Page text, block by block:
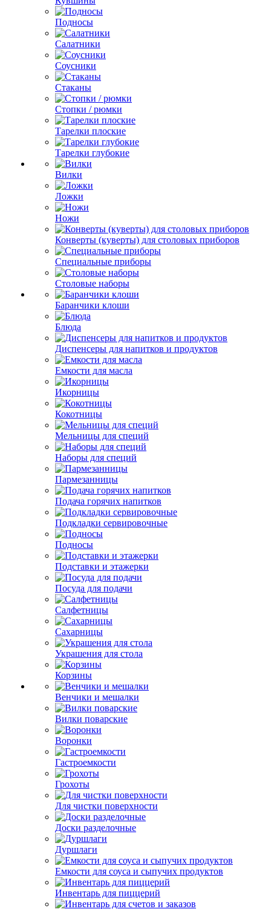
Подносы
Салатники
Соусники
Стаканы
Стопки / рюмки
Тарелки плоские
Тарелки глубокие
Вилки
Ложки
Ножи
Конверты (куверты) для столовых приборов
Специальные приборы
Столовые наборы
Баранчики клоши
Блюда
Диспенсеры для напитков и продуктов
Емкости для масла
Икорницы
Кокотницы
Мельницы для специй
Наборы для специй
Пармезанницы
Подача горячих напитков
Подкладки сервировочные
Подносы
Подставки и этажерки
Посуда для подачи
Салфетницы
Сахарницы
Украшения для стола
Корзины
Венчики и мешалки
Вилки поварские
Воронки
Гастроемкости
Грохоты
Для чистки поверхности
Доски разделочные
Дуршлаги
Емкости для соуса и сыпучих продуктов
Инвентарь для пиццерий